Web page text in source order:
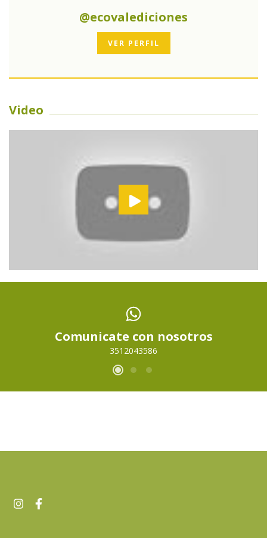
@ecovalediciones
VER PERFIL
Video
Comunicate con nosotros
3512043586